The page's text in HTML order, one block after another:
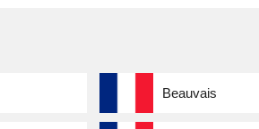
Beauvais